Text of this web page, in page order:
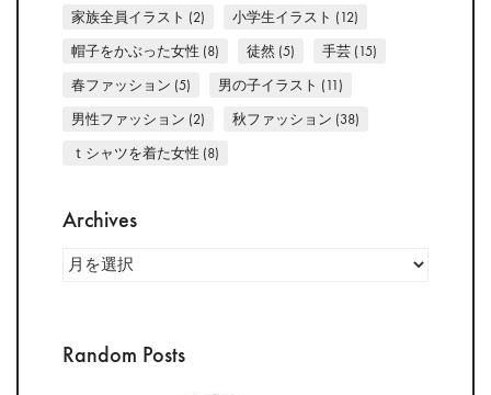
家族全員イラスト (2) 小学生イラスト (12)
帽子をかぶった女性 (8) 徒然 (5) 手芸 (15)
春ファッション (5) 男の子イラスト (11)
男性ファッション (2) 秋ファッション (38)
ｔシャツを着た女性 (8)
Archives
Archives
Random Posts